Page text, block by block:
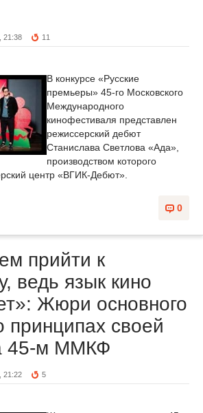
21:38 11
В конкурсе «Русские
премьеры» 45-го Московского
Международного
кинофестиваля представлен
режиссерский дебют
Станислава Светлова «Ада»,
производством которого
центр «ВГИК-Дебют».
0
прийти к
ведь язык кино
Жюри основного
принципах своей
45-м ММКФ
21:22 5